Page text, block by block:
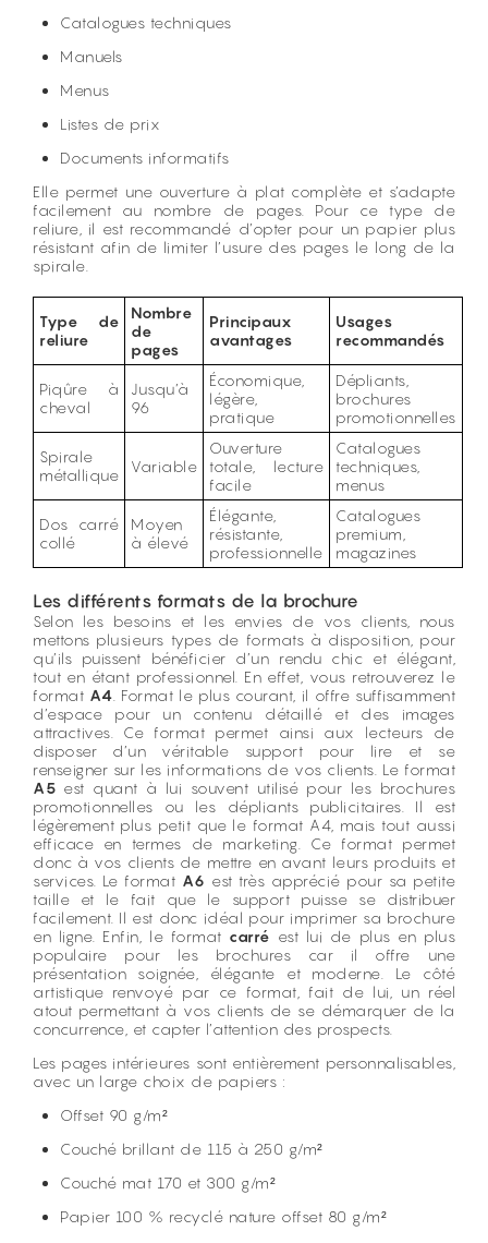
Catalogues techniques
Manuels
Menus
Listes de prix
Documents informatifs
Elle permet une ouverture à plat complète et s’adapte
facilement au nombre de pages. Pour ce type de
reliure, il est recommandé d’opter pour un papier plus
résistant afin de limiter l’usure des pages le long de la
spirale.
Type de
reliure
Nombre
de
pages
Principaux
avantages
Usages
recommandés
Piqûre à
cheval
Jusqu’à
96
Économique,
légère,
pratique
Dépliants,
brochures
promotionnelles
Spirale
métallique
Variable
Ouverture
totale, lecture
facile
Catalogues
techniques,
menus
Dos carré
collé
Moyen
à élevé
Élégante,
résistante,
professionnelle
Catalogues
premium,
magazines
Les différents formats de la brochure
Selon les besoins et les envies de vos clients, nous
mettons plusieurs types de formats à disposition, pour
qu’ils puissent bénéficier d’un rendu chic et élégant,
tout en étant professionnel. En effet, vous retrouverez le
format A4 . Format le plus courant, il offre suffisamment
d’espace pour un contenu détaillé et des images
attractives. Ce format permet ainsi aux lecteurs de
disposer d’un véritable support pour lire et se
renseigner sur les informations de vos clients. Le format
A5 est quant à lui souvent utilisé pour les brochures
promotionnelles ou les dépliants publicitaires. Il est
légèrement plus petit que le format A4, mais tout aussi
efficace en termes de marketing. Ce format permet
donc à vos clients de mettre en avant leurs produits et
services. Le format A6 est très apprécié pour sa petite
taille et le fait que le support puisse se distribuer
facilement. Il est donc idéal pour imprimer sa brochure
en ligne. Enfin, le format carré est lui de plus en plus
populaire pour les brochures car il offre une
présentation soignée, élégante et moderne. Le côté
artistique renvoyé par ce format, fait de lui, un réel
atout permettant à vos clients de se démarquer de la
concurrence, et capter l’attention des prospects.
Les pages intérieures sont entièrement personnalisables,
avec un large choix de papiers :
Offset 90 g/m²
Couché brillant de 115 à 250 g/m²
Couché mat 170 et 300 g/m²
Papier 100 % recyclé nature offset 80 g/m²